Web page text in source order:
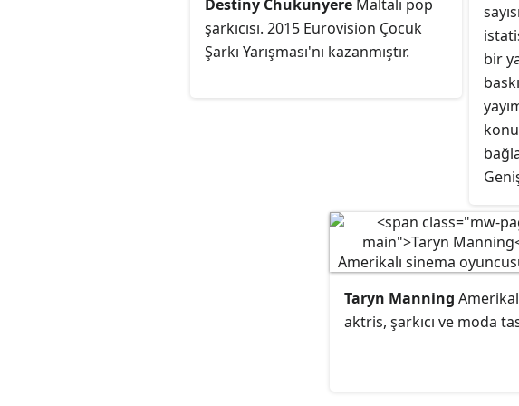
Destiny Chukunyere Maltalı pop
şarkıcısı. 2015 Eurovision Çocuk
Şarkı Yarışması'nı kazanmıştır.
bir
dil
Taryn Manning
aktris, şarkıcı ve moda